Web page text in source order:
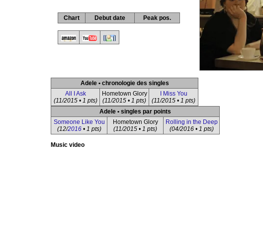
Chart Debut date Peak pos.
Adele • chronologie des singles
All I Ask
(11/2015 • 1 pts)
Hometown Glory
(11/2015 • 1 pts)
I Miss You
(11/2015 • 1 pts)
Adele • singles par points
Someone Like You
(12/2016• 1 pts)
Hometown Glory
(11/2015 • 1 pts)
Rolling in the Deep
(04/2016 • 1 pts)
Music video